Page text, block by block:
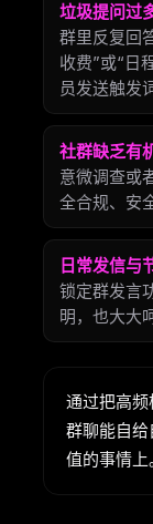
垃圾提问过
群里反复回
收费”或“日
员发送触发
社群缺乏有
意微调查或
全合规、安
日常发信与
锁定群发言
明，也大大
通过把高
群聊能自
值的事情上